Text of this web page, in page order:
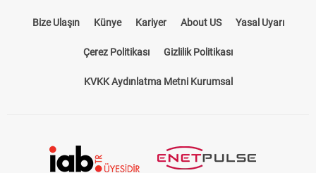
Bize Ulaşın Künye Kariyer About US Yasal Uyarı
Çerez Politikası Gizlilik Politikası
KVKK Aydınlatma Metni Kurumsal